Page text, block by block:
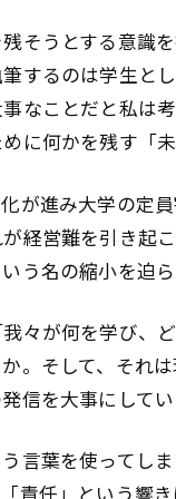
そうとする意識
するのは学生と
なことだと私は
に何かを残す「
が進み大学の定
経営難を引き起
う名の縮小を迫
々が何を学び、
。そして、それ
信を大事にして
言葉を使ってし
責任」という響